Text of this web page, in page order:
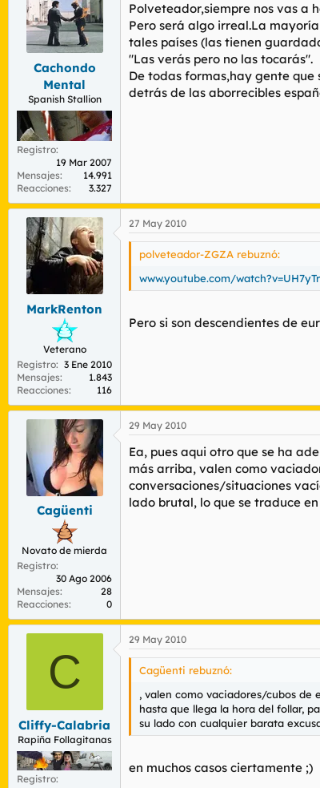
Cachondo
Mental
Spanish Stallion
Registro
19 Mar 2007
Mensajes
14.991
Reacciones
3.327
Polveteador,siempre nos vas a
Pero será algo irreal.La
tales países (las tienen
"Las verás pero no las tocarás".
De todas formas,hay gente que
detrás de las aborrecibles
MarkRenton
Veterano
Registro
3 Ene 2010
Mensajes
1.843
Reacciones
116
27 May 2010
polveteador-ZGZA rebuznó:
www.youtube.com/
Pero si son descendientes de
Cagüenti
Novato de mierda
Registro
30 Ago 2006
Mensajes
28
Reacciones
0
29 May 2010
Ea, pues aqui otro que se ha
más arriba, valen como
conversaciones/situaciones
lado brutal, lo que se traduce
C
Cliffy-Calabria
Rapiña Follagitanas
Registro
29 May 2010
Cagüenti rebuznó:
, valen como vaciadores/cubos de
hasta que llega la hora del follar,
su lado con cualquier barata
en muchos casos ciertamente ;)